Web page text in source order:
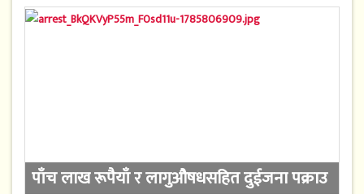
पाँच लाख रूपैयाँ र लागुऔषधसहित दुईजना पक्राउ